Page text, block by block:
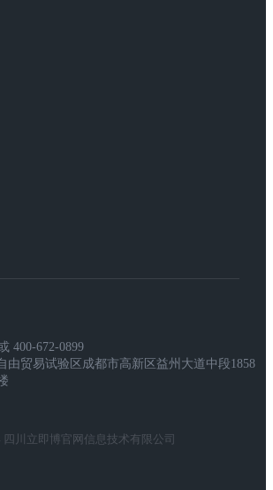
400-672-0899
由贸易试验区成都市高新区益州大道中段1858
川立即博官网信息技术有限公司